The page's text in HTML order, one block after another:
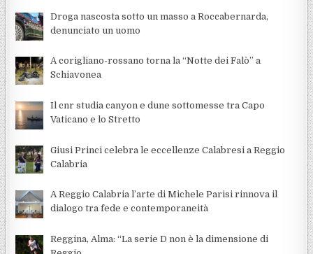
Droga nascosta sotto un masso a Roccabernarda,
denunciato un uomo
A corigliano-rossano torna la “Notte dei Falò” a
Schiavonea
Il cnr studia canyon e dune sottomesse tra Capo
Vaticano e lo Stretto
Giusi Princi celebra le eccellenze Calabresi a Reggio
Calabria
A Reggio Calabria l’arte di Michele Parisi rinnova il
dialogo tra fede e contemporaneità
Reggina, Alma: “La serie D non è la dimensione di